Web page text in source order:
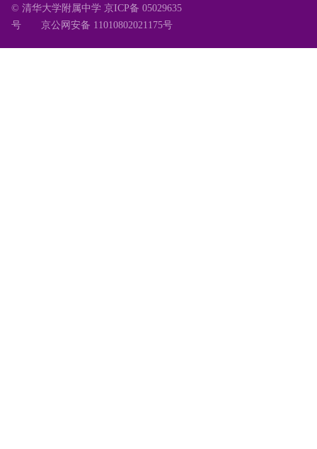
© 清华大学附属中学京ICP备 05029635
号
京公网安备 11010802021175号